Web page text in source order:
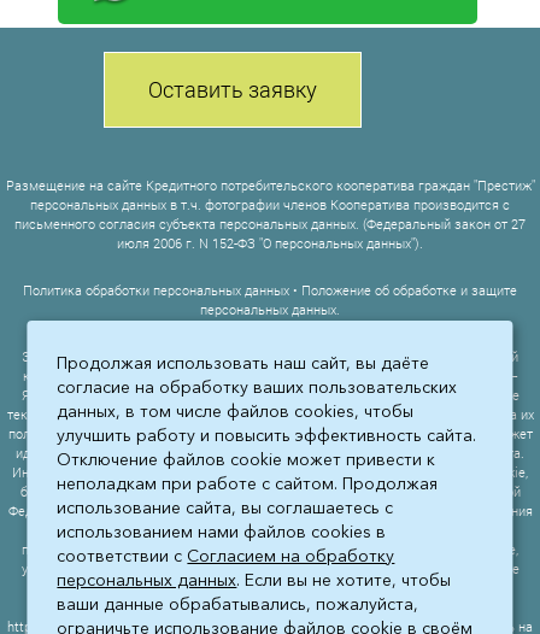
Оставить заявку
Размещение на сайте Кредитного потребительского кооператива граждан "Престиж"
персональных данных в т.ч. фотографии членов Кооператива производится с
письменного согласия субъекта персональных данных. (Федеральный закон от 27
июля 2006 г. N 152-ФЗ "О персональных данных").
Политика обработки персональных данных • Положение об обработке и защите
персональных данных
Этот сайт использует сервис веб-аналитики Яндекс Метрика, предоставляемый
компанией ООО «ЯНДЕКС», 119021, Россия, Москва, ул. Л. Толстого, 16 (далее —
Яндекс). Сервис Яндекс Метрика использует технологию «cookie» — небольшие
текстовые файлы, размещаемые на компьютере пользователей с целью анализа их
пользовательской активности. Собранная при помощи cookie информация не может
идентифицировать вас, однако может помочь нам улучшить работу нашего сайта.
Информация об использовании вами данного сайта, собранная при помощи cookie,
будет передаваться Яндексу и храниться на сервере Яндекса в ЕС и Российской
Федерации. Яндекс будет обрабатывать эту информацию для оценки использования
вами сайта, составления для нас отчетов о деятельности нашего сайта, и
предоставления других услуг. Яндекс обрабатывает эту информацию в порядке,
установленном в условиях использования сервиса Яндекс Метрика. Вы можете
отказаться от использования cookies, выбрав соответствующие настройки в
браузере. Также вы можете использовать инструмент —
https://yandex.ru/support/metrika/general/opt-out.html. Однако это может повлиять на
Продолжая использовать наш сайт, вы даёте
согласие на обработку ваших пользовательских
данных, в том числе файлов cookies, чтобы
улучшить работу и повысить эффективность сайта.
Отключение файлов cookie может привести к
неполадкам при работе с сайтом. Продолжая
использование сайта, вы соглашаетесь c
использованием нами файлов cookies в
соответствии с Согласием на обработку
персональных данных. Если вы не хотите, чтобы
ваши данные обрабатывались, пожалуйста,
ограничьте использование файлов cookie в своём